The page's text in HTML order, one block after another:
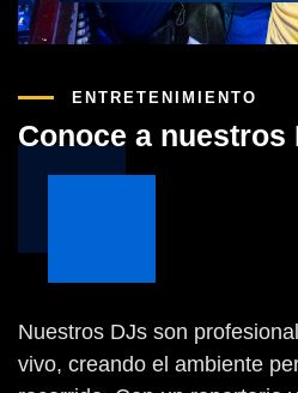
ENTRETENIMIENTO
Conoce a nuestros
Nuestros DJs son
vivo, creando el ambiente